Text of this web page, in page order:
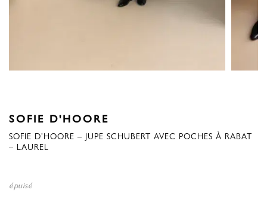
SOFIE D'HOORE
SOFIE D’HOORE – JUPE SCHUBERT AVEC POCHES À RABAT
– LAUREL
épuisé